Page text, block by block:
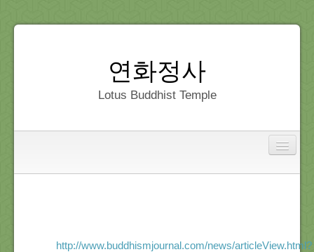
연화정사
Lotus Buddhist Temple
Dedicationhttp://www.buddhismjournal.com/news/articleView.html?